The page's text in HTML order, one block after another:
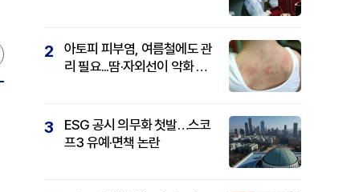
2
아토피 피부염, 여름철에도 관
리 필요...땀·자외선이 악화 요
3
ESG 공시 의무화 첫발…스코
프3 유예·면책 논란